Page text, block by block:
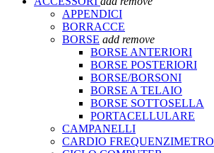
APPENDICI
BORRACCE
BORSE add remove
BORSE ANTERIORI
BORSE POSTERIORI
BORSE/BORSONI
BORSE A TELAIO
BORSE SOTTOSELLA
PORTACELLULARE
CAMPANELLI
CARDIO FREQUENZIMETRO